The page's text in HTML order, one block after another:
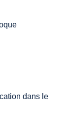
dans le